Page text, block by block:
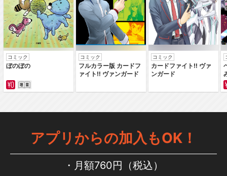
コミック
ぼのぼの
コミック
フルカラー版 カードフ
ァイト‼ ヴァンガード
コミック
カードファイト‼ ヴァ
ンガード
アプリからの加入もOK！
月額760円（税込）